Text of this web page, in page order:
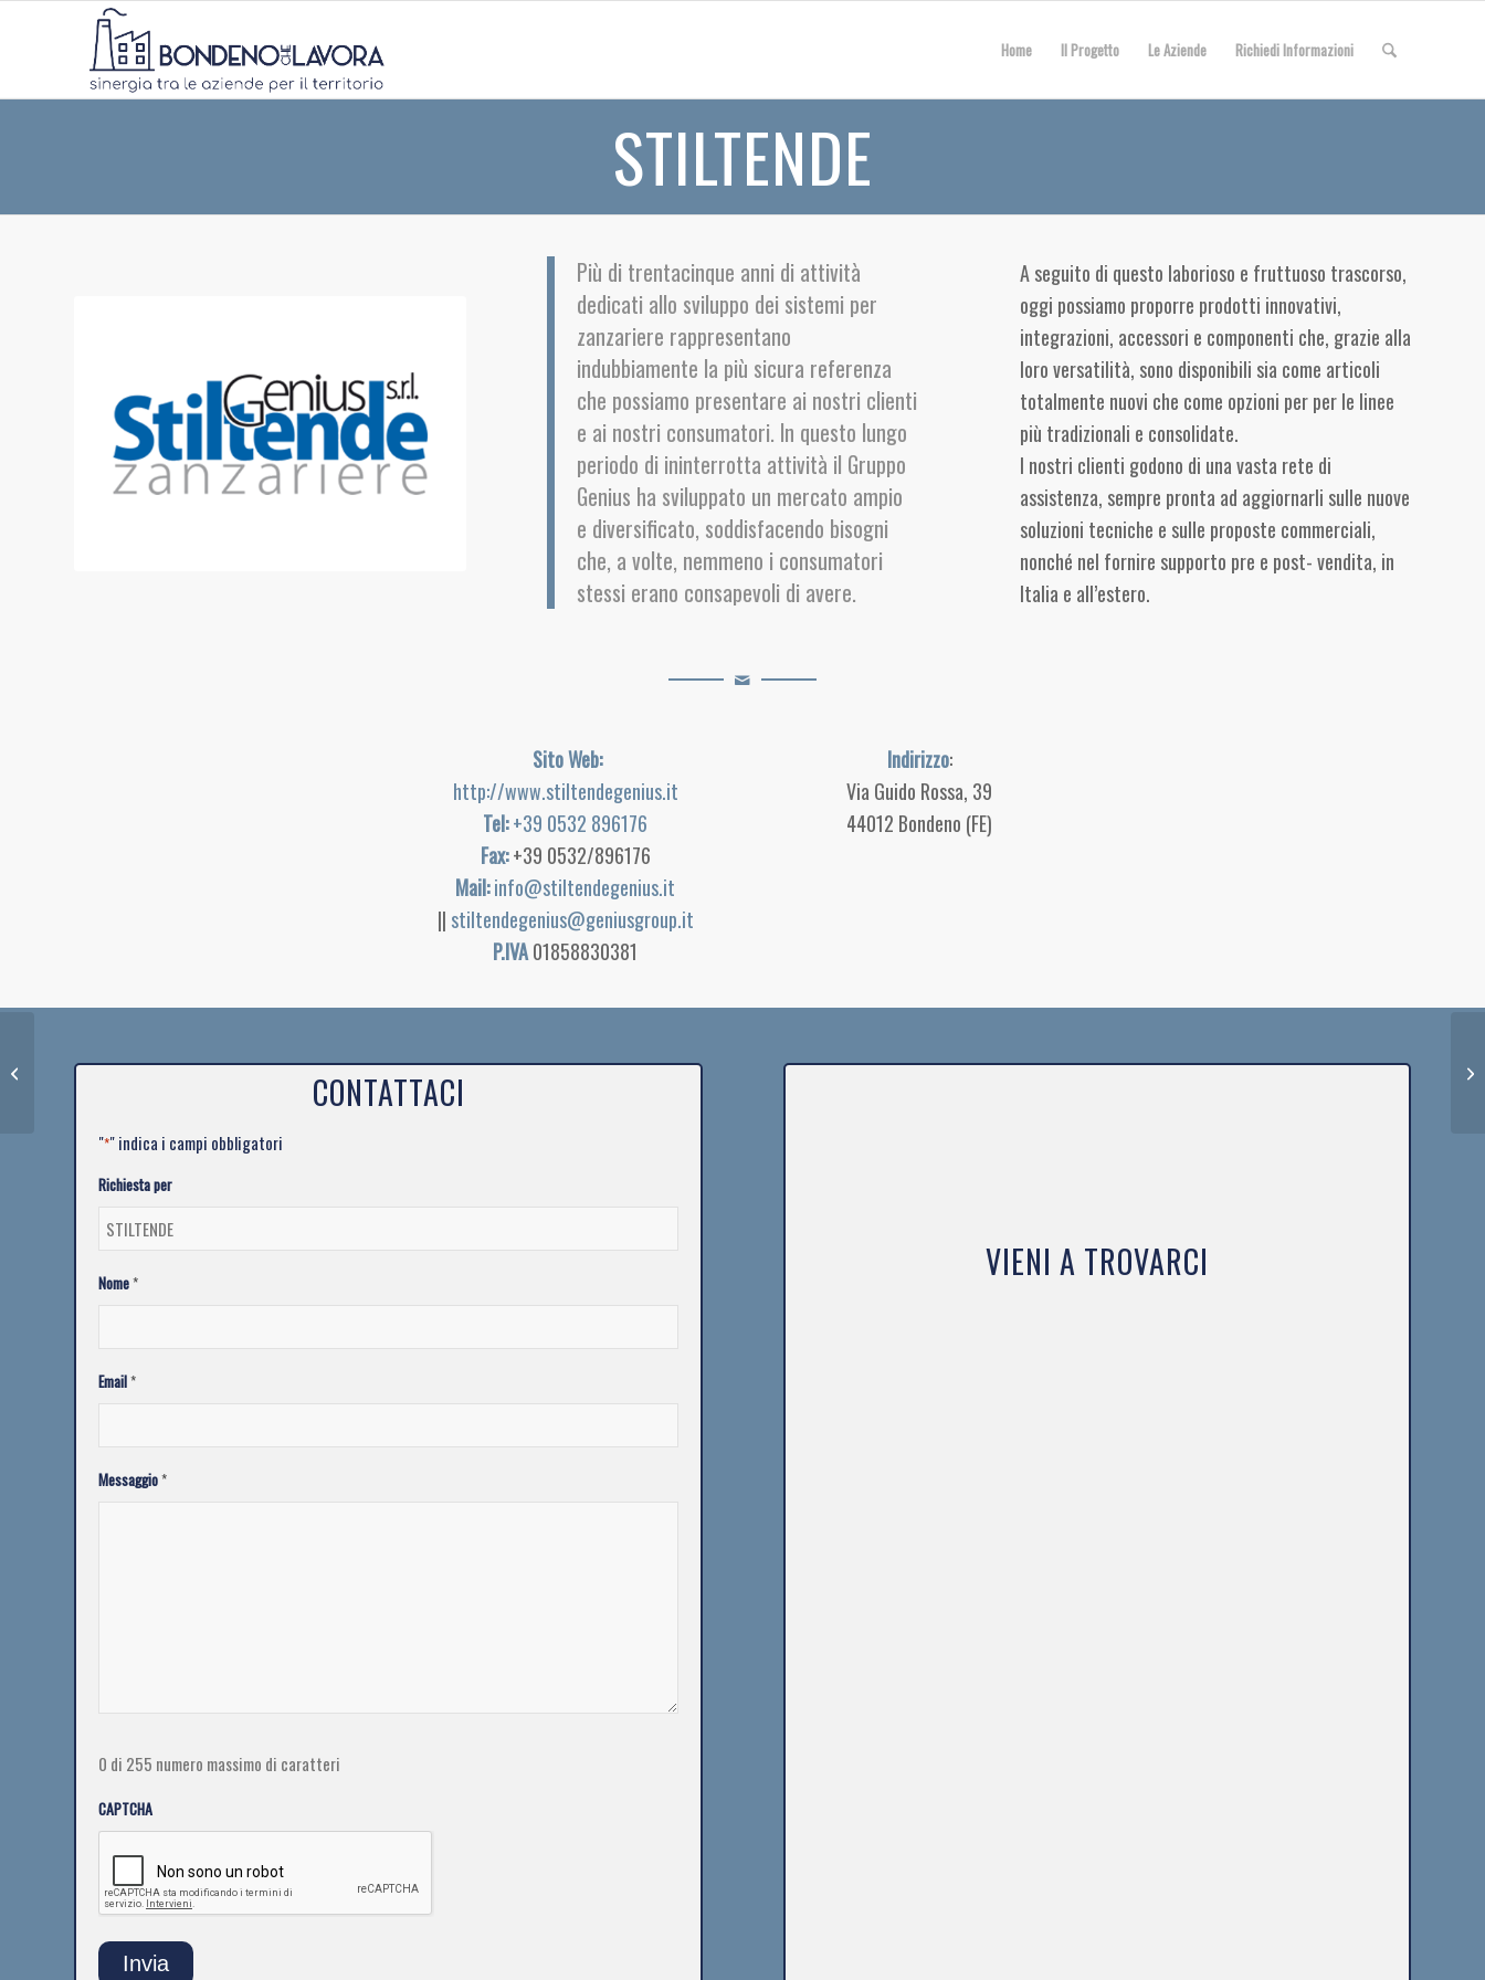
Home Il Progetto Le Aziende Richiedi Informazioni
STILTENDE
Più di trentacinque anni di attività
dedicati allo sviluppo dei sistemi per
zanzariere rappresentano
indubbiamente la più sicura referenza
che possiamo presentare ai nostri clienti
e ai nostri consumatori. In questo lungo
periodo di ininterrotta attività il Gruppo
Genius ha sviluppato un mercato ampio
e diversificato, soddisfacendo bisogni
che, a volte, nemmeno i consumatori
stessi erano consapevoli di avere.
A seguito di questo laborioso e fruttuoso trascorso,
oggi possiamo proporre prodotti innovativi,
integrazioni, accessori e componenti che, grazie alla
loro versatilità, sono disponibili sia come articoli
totalmente nuovi che come opzioni per per le linee
più tradizionali e consolidate.
I nostri clienti godono di una vasta rete di
assistenza, sempre pronta ad aggiornarli sulle nuove
soluzioni tecniche e sulle proposte commerciali,
nonché nel fornire supporto pre e post- vendita, in
Italia e all’estero.
Sito Web:
http://www.stiltendegenius.it
Tel:+39 0532 896176
Fax:+39 0532/896176
Mail:info@stiltendegenius.it
|| stiltendegenius@geniusgroup.it
P.IVA01858830381
Indirizzo:
Via Guido Rossa, 39
44012 Bondeno (FE)
CONTATTACI
"*" indica i campi obbligatori
Richiesta per
Nome*
Email*
Messaggio*
0 di 255 numero massimo di caratteri
CAPTCHA
VIENI A TROVARCI
NEGRINI E MICHELINI